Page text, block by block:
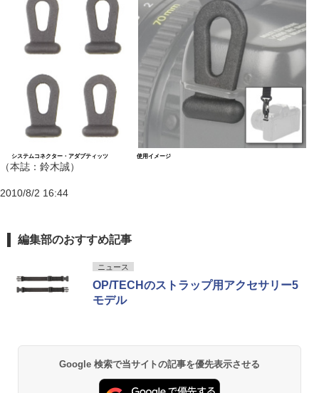
システムコネクター・アダプティッツ 使用イメージ
（本誌：鈴木誠）
2010/8/2 16:44
編集部のおすすめ記事
ニュース
OP/TECHのストラップ用アクセサリー5
モデル
Google 検索で当サイトの記事を優先表示させる